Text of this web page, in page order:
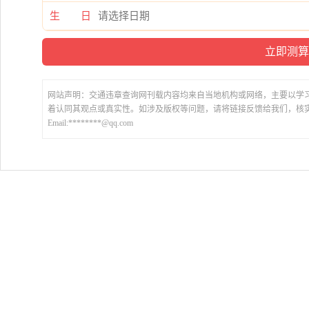
生 日
网站声明：交通违章查询网刊载内容均来自当地机构或网络，主要以
着认同其观点或真实性。如涉及版权等问题，请将链接反馈给我们，核
Email:********@qq.com